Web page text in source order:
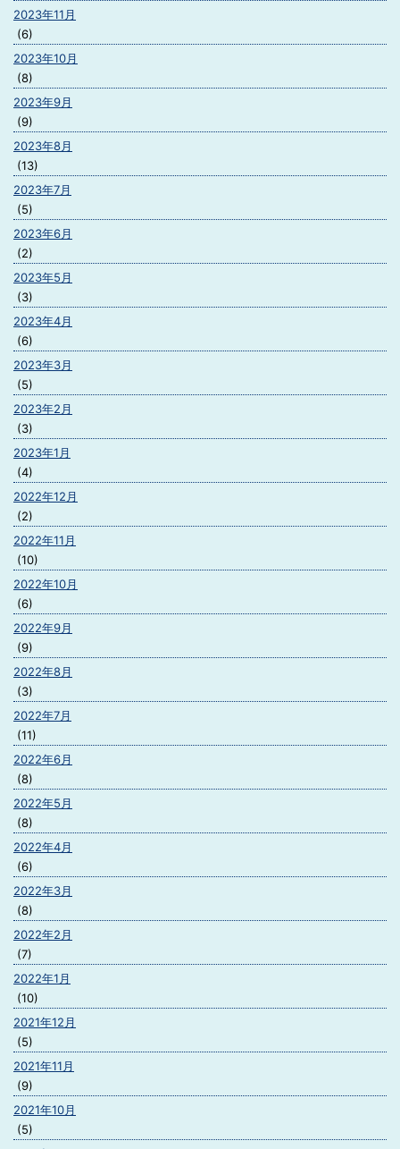
2023年11月
(6)
2023年10月
(8)
2023年9月
(9)
2023年8月
(13)
2023年7月
(5)
2023年6月
(2)
2023年5月
(3)
2023年4月
(6)
2023年3月
(5)
2023年2月
(3)
2023年1月
(4)
2022年12月
(2)
2022年11月
(10)
2022年10月
(6)
2022年9月
(9)
2022年8月
(3)
2022年7月
(11)
2022年6月
(8)
2022年5月
(8)
2022年4月
(6)
2022年3月
(8)
2022年2月
(7)
2022年1月
(10)
2021年12月
(5)
2021年11月
(9)
2021年10月
(5)